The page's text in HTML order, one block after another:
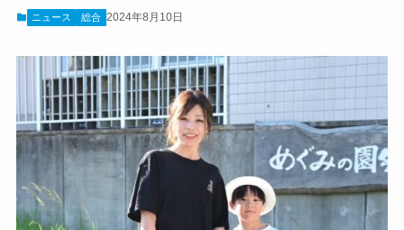
ニュース 総合 2024年8月10日